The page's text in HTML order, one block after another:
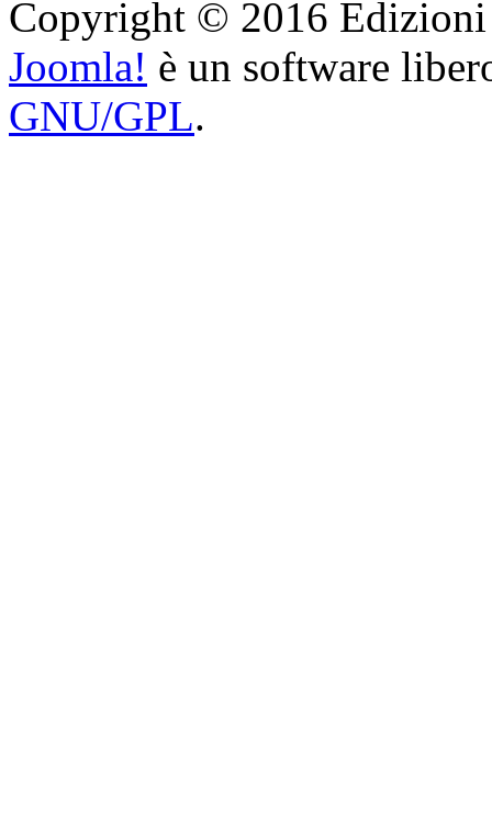
Copyright © 2016
Joomla! è un software
GNU/GPL.